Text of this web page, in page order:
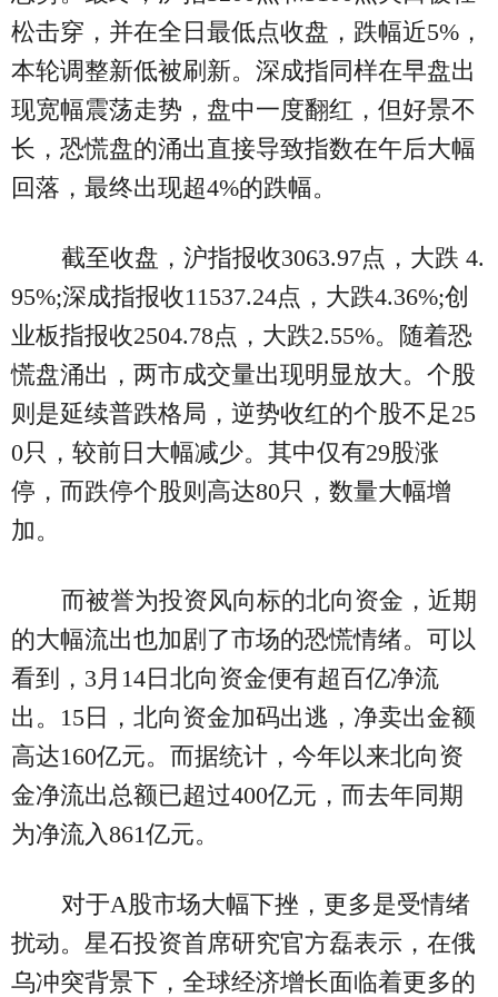
松击穿，并在全日最低点收盘，跌幅近5%，
本轮调整新低被刷新。深成指同样在早盘出
现宽幅震荡走势，盘中一度翻红，但好景不
长，恐慌盘的涌出直接导致指数在午后大幅
回落，最终出现超4%的跌幅。
截至收盘，沪指报收3063.97点，大跌 4.
95%;深成指报收11537.24点，大跌4.36%;创
业板指报收2504.78点，大跌2.55%。随着恐
慌盘涌出，两市成交量出现明显放大。个股
则是延续普跌格局，逆势收红的个股不足25
0只，较前日大幅减少。其中仅有29股涨
停，而跌停个股则高达80只，数量大幅增
加。
而被誉为投资风向标的北向资金，近期
的大幅流出也加剧了市场的恐慌情绪。可以
看到，3月14日北向资金便有超百亿净流
出。15日，北向资金加码出逃，净卖出金额
高达160亿元。而据统计，今年以来北向资
金净流出总额已超过400亿元，而去年同期
为净流入861亿元。
对于A股市场大幅下挫，更多是受情绪
扰动。星石投资首席研究官方磊表示，在俄
乌冲突背景下，全球经济增长面临着更多的